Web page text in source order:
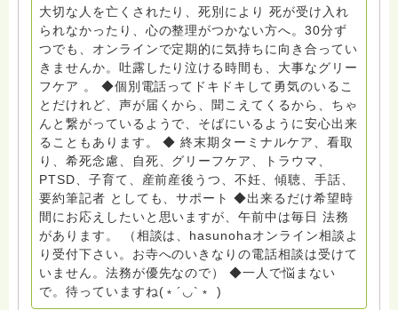
griefcare.tomoshibi@icloud.com ＊この活動は皆さま
のご支援により支えられております。ご協力をよろしく
お願いします。 ゆうちょ銀行 口座番号 普通408-
6452769 一般社団法人グリーフケアともしび ◆『ビハ
ーラサロン おしゃべりカフェひだまり』 ビハーラ和歌
山代表 居場所運営 問い合わせ申込⬇️こちらから
griefcare.tomoshibi@icloud.com ◆GEはしもとサピュ
イエ 所属 （Gender Equity 誰もが自分らしく生きるこ
とができる社会をめざして）DV・女性支援 ◆認定NPO
京都自死自殺相談センターSotto 元グリーフサポート委
員長（2018〜2024） ◆保育士.幼稚園教諭.小学校教諭.
レクリエーションインストラクター.中学校DV授業 10年
間 保育 教育の現場で 総主任として勤めた経験も生かし
つつ、お話できることがあれば 幸いです。 いつも あな
たとともに。南無阿弥陀仏 ここでは、宗旨を問いませ
ん。 まずは、ひとりで抱え込まないで。 来寺お問い合
わせは⬇️こちらから miehimeyo@gmail.com ※時間を割
大切な人を亡くされたり、死別により 死が受け入れ
られなかったり、心の整理がつかない方へ。30分ず
つでも、オンラインで定期的に気持ちに向き合ってい
きませんか。吐露したり泣ける時間も、大事なグリー
フケア 。 ◆個別電話ってドキドキして勇気のいるこ
とだけれど、声が届くから、聞こえてくるから、ちゃ
んと繋がっているようで、そばにいるように安心出来
ることもあります。 ◆ 終末期ターミナルケア、看取
り、希死念慮、自死、グリーフケア、トラウマ、
PTSD、子育て、産前産後うつ、不妊、傾聴、手話、
要約筆記者 としても、サポート ◆出来るだけ希望時
間にお応えしたいと思いますが、午前中は毎日 法務
があります。 （相談は、hasunohaオンライン相談よ
り受付下さい。お寺へのいきなりの電話相談は受けて
いません。法務が優先なので） ◆一人で悩まない
で。待っていますね(﹡´◡`﹡ )